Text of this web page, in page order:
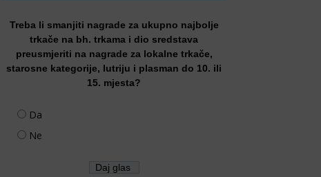
Treba li smanjiti nagrade za ukupno najbolje
trkače na bh. trkama i dio sredstava
preusmjeriti na nagrade za lokalne trkače,
starosne kategorije, lutriju i plasman do 10. ili
15. mjesta?
Da
Ne